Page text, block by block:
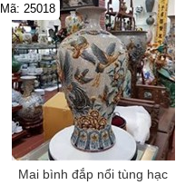
Mai bình đắp nổi tùng hạc
Mã: 25018